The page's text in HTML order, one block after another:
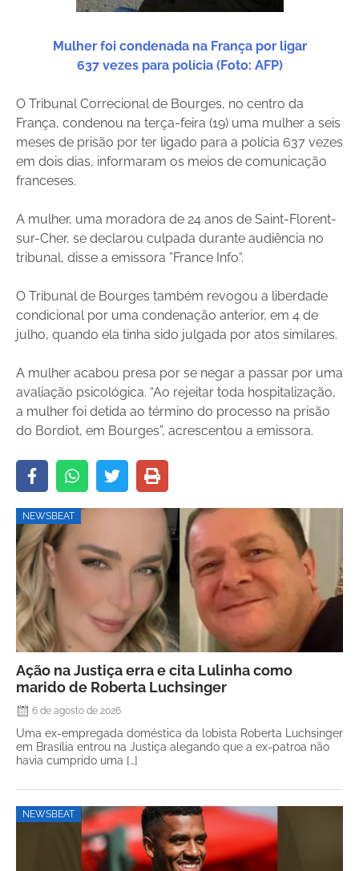
Mulher foi condenada na França por ligar
637 vezes para polícia (Foto: AFP)
O Tribunal Correcional de Bourges, no centro da
França, condenou na terça-feira (19) uma mulher a seis
meses de prisão por ter ligado para a polícia 637 vezes
em dois dias, informaram os meios de comunicação
franceses.
A mulher, uma moradora de 24 anos de Saint-Florent-
sur-Cher, se declarou culpada durante audiência no
tribunal, disse a emissora ”France Info”.
O Tribunal de Bourges também revogou a liberdade
condicional por uma condenação anterior, em 4 de
julho, quando ela tinha sido julgada por atos similares.
A mulher acabou presa por se negar a passar por uma
avaliação psicológica. “Ao rejeitar toda hospitalização,
a mulher foi detida ao término do processo na prisão
do Bordiot, em Bourges”, acrescentou a emissora.
NEWSBEAT
Ação na Justiça erra e cita Lulinha como
marido de Roberta Luchsinger
6 de agosto de 2026
Uma ex-empregada doméstica da lobista Roberta Luchsinger
em Brasília entrou na Justiça alegando que a ex-patroa não
havia cumprido uma […]
NEWSBEAT